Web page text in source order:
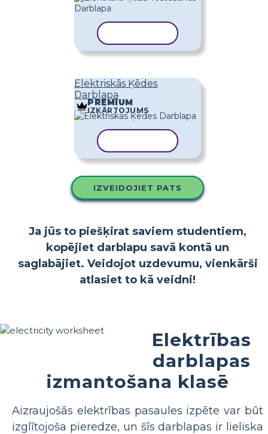
Elektriskās Ķēdes
Darblapa
PREMIUM
IZKĀRTOJUMS
IZVEIDOJIET PATS
Ja jūs to piešķirat saviem studentiem,
kopējiet darblapu savā kontā un
saglabājiet. Veidojot uzdevumu, vienkārši
atlasiet to kā veidni!
Elektrības
darblapas
izmantošana klasē
Aizraujošās elektrības pasaules izpēte var būt
izglītojoša pieredze, un šīs darblapas ir lieliska